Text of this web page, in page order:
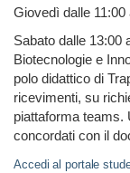
Giovedì dalle
Sabato dalle 13:00
Biotecnologie e
polo didattico di
ricevimenti, su
piattaforma teams.
concordati con il
Accedi al portale